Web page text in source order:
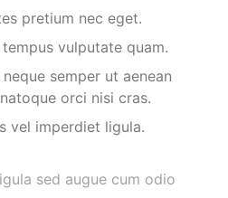
pretium nec eget.
vulputate quam.
semper ut aenean
orci nisi cras.
vel imperdiet ligula.
sed augue cum odio